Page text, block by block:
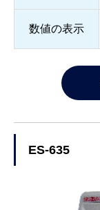
数値の表示
ES-635